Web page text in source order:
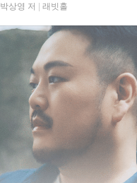
박상영 저 래빗홀